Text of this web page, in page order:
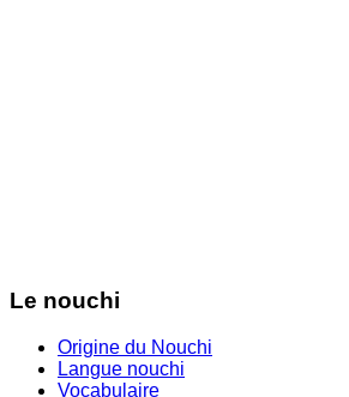
Le nouchi
Origine du Nouchi
Langue nouchi
Vocabulaire